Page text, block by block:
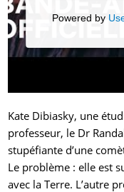
Powered by
Kate Dibiasky, une
professeur, le Dr
stupéfiante d’une
Le problème : elle est
avec la Terre. L’autre